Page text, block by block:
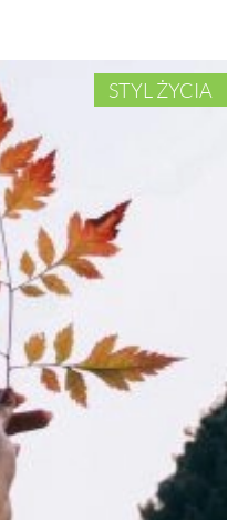
STYL ŻYCIA
DOM
OWOCE
DOMU
OGRODU